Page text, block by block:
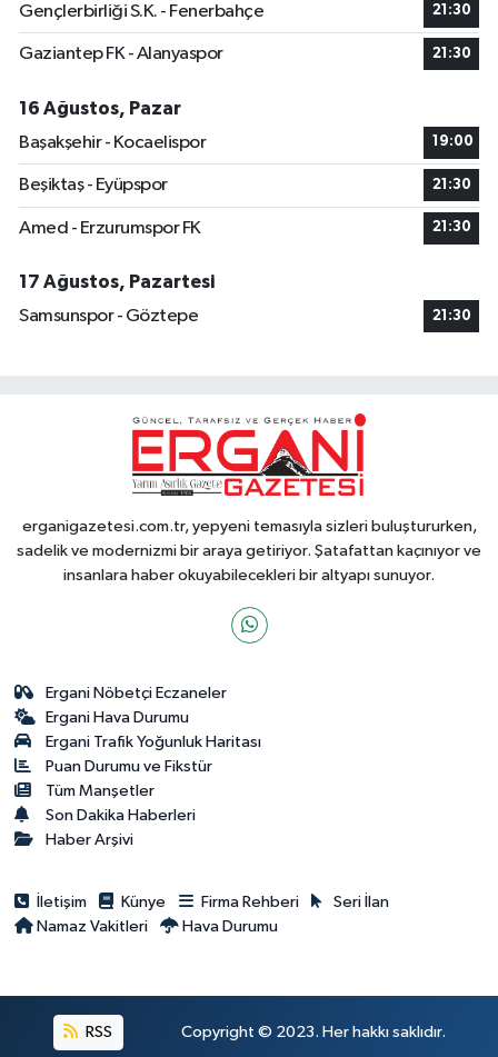
Gençlerbirliği S.K. - Fenerbahçe 21:30
Gaziantep FK - Alanyaspor 21:30
16 Ağustos, Pazar
Başakşehir - Kocaelispor
19:00
Beşiktaş - Eyüpspor 21:30
Amed - Erzurumspor FK 21:30
17 Ağustos, Pazartesi
Samsunspor - Göztepe
21:30
erganigazetesi.com.tr, yepyeni temasıyla sizleri buluştururken,
sadelik ve modernizmi bir araya getiriyor. Şatafattan kaçınıyor ve
insanlara haber okuyabilecekleri bir altyapı sunuyor.
Ergani Nöbetçi Eczaneler
Ergani Hava Durumu
Ergani Trafik Yoğunluk Haritası
Puan Durumu ve Fikstür
Tüm Manşetler
Son Dakika Haberleri
Haber Arşivi
İletişim Künye Firma Rehberi
Seri İlan
Namaz Vakitleri
Hava Durumu
RSS Copyright © 2023. Her hakkı saklıdır.